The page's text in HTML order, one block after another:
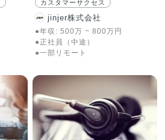
カスタマーサクセス
jinjer株式会社
●年収:500万 ~800万 円
●正社員（中途）
●一部リモート